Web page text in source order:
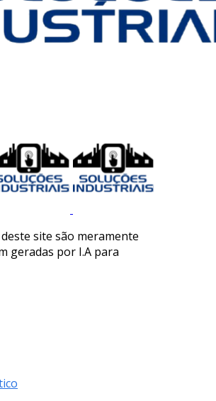
site são meramente
geradas por I.A para